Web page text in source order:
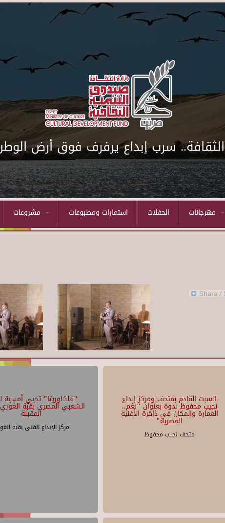
الثقافة.. سرب إبداع يرفرف فوق أرض
استمارات ومطبوعات الحفلات
"فلكلوريتا" تحيي أمسية
الشعبي المصري بقبة
المقبلة
مركز الإبداع الفنى بقبة
السبت القادم بمتحف ومركز إبداع
نجيب محفوظ ندوة بعنوان "نغم..
العمارة والمكان في ذاكرة الأغنية
المصرية"
متحف نجيب محفوظ